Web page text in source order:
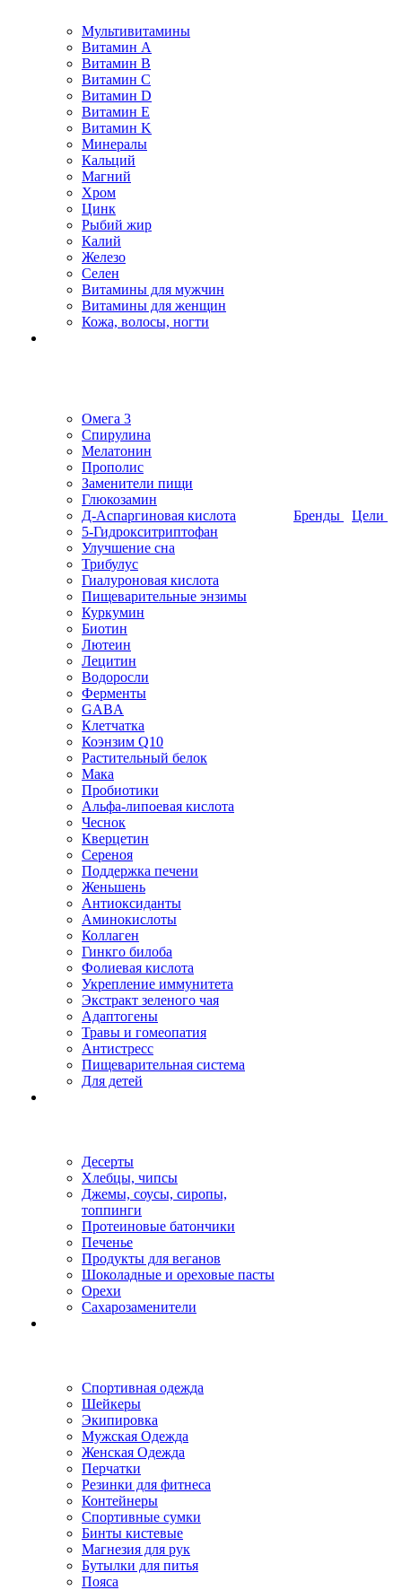
Мультивитамины
Витамин A
Витамин B
Витамин C
Витамин D
Витамин E
Витамин K
Минералы
Кальций
Магний
Хром
Цинк
Рыбий жир
Калий
Железо
Селен
Витамины для мужчин
Витамины для женщин
Кожа, волосы, ногти
Омега 3
Спирулина
Мелатонин
Прополис
Заменители пищи
Глюкозамин
Д-Аспаргиновая кислота
5-Гидрокситриптофан
Улучшение сна
Трибулус
Гиалуроновая кислота
Пищеварительные энзимы
Куркумин
Биотин
Лютеин
Лецитин
Водоросли
Ферменты
GABA
Клетчатка
Коэнзим Q10
Растительный белок
Мака
Пробиотики
Альфа-липоевая кислота
Чеснок
Кверцетин
Сереноя
Поддержка печени
Женьшень
Антиоксиданты
Аминокислоты
Коллаген
Гинкго билоба
Фолиевая кислота
Укрепление иммунитета
Экстракт зеленого чая
Адаптогены
Травы и гомеопатия
Антистресс
Пищеварительная система
Для детей
Десерты
Хлебцы, чипсы
Джемы, соусы, сиропы,
топпинги
Протеиновые батончики
Печенье
Продукты для веганов
Шоколадные и ореховые пасты
Орехи
Сахарозаменители
Спортивная одежда
Шейкеры
Экипировка
Мужская Одежда
Женская Одежда
Перчатки
Резинки для фитнеса
Контейнеры
Спортивные сумки
Бинты кистевые
Магнезия для рук
Бутылки для питья
Пояса
Бренды Цели